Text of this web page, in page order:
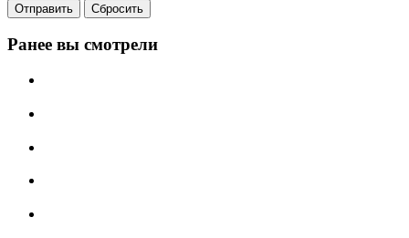
Сбросить
Ранее вы смотрели